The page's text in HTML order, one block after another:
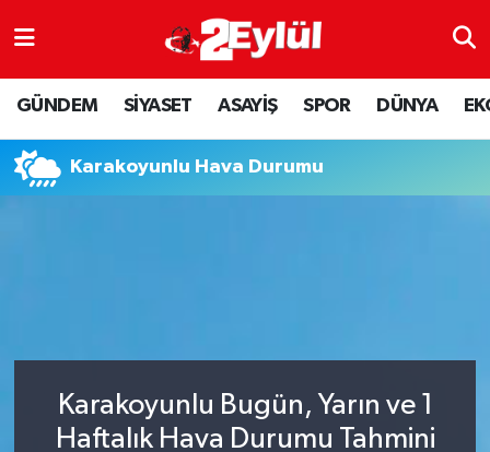
GÜNDEM SİYASET ASAYİŞ SPOR DÜNYA
Karakoyunlu Hava Durumu
Karakoyunlu Bugün, Yarın ve 1
Haftalık Hava Durumu Tahmini
ASAYİŞ
DÜNYA
EKONOMİ
SİYASET
SPOR
Nöbetçi Eczaneler
Hava Durumu
Eskişehir Namaz Vakitleri
Tüm Manşetler
Son Dakika Haberleri